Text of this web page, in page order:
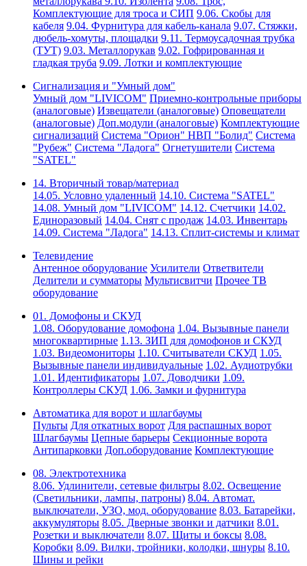
Комплектующие для троса и СИП 9.06. Скобы для
кабеля 9.04. Фурнитура для кабель-канала 9.07. Стяжки,
дюбель-хомуты, площадки 9.11. Термоусадочная трубка
(ТУТ) 9.03. Металлорукав 9.02. Гофрированная и
гладкая труба 9.09. Лотки и комплектующие
Сигнализация и "Умный дом"
Умный дом "LIVICOM" Приемно-контрольные приборы
(аналоговые) Извещатели (аналоговые) Оповещатели
(аналоговые) Доп.модули (аналоговые) Комплектующие
сигнализаций Система "Орион" НВП "Болид" Система
"Рубеж" Система "Ладога" Огнетушители Система
"SATEL"
14. Вторичный товар/материал
14.05. Условно удаленный 14.10. Система "SATEL"
14.08. Умный дом "LIVICOM" 14.12. Счетчики 14.02.
Единоразовый 14.04. Снят с продаж 14.03. Инвентарь
14.09. Система "Ладога" 14.13. Сплит-системы и климат
Телевидение
Антенное оборудование Усилители Ответвители
Делители и сумматоры Мультисвитчи Прочее ТВ
оборудование
01. Домофоны и СКУД
1.08. Оборудование домофона 1.04. Вызывные панели
многоквартирные 1.13. ЗИП для домофонов и СКУД
1.03. Видеомониторы 1.10. Считыватели СКУД 1.05.
Вызывные панели индивидуальные 1.02. Аудиотрубки
1.01. Идентификаторы 1.07. Доводчики 1.09.
Контроллеры СКУД 1.06. Замки и фурнитура
Автоматика для ворот и шлагбаумы
Пульты Для откатных ворот Для распашных ворот
Шлагбаумы Цепные барьеры Секционные ворота
Антипарковки Доп.оборудование Комплектующие
08. Электротехника
8.06. Удлинители, сетевые фильтры 8.02. Освещение
(Светильники, лампы, патроны) 8.04. Автомат.
выключатели, УЗО, мод. оборудование 8.03. Батарейки,
аккумуляторы 8.05. Дверные звонки и датчики 8.01.
Розетки и выключатели 8.07. Щиты и боксы 8.08.
Коробки 8.09. Вилки, тройники, колодки, шнуры 8.10.
Шины и рейки